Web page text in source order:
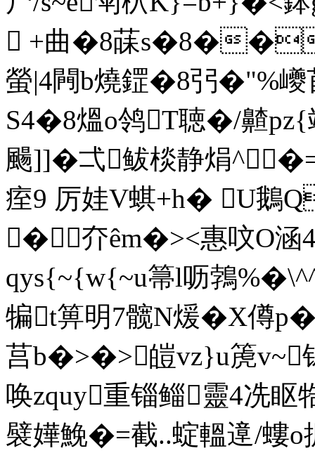
 +曲�8菋s�8��
螢|4闁b燒鎠�8弜�"%
S4�8熅o鸰T聴�/齄
颺]]� 弌鲅棪静焆^
痓9 厉娃V蜞+h� U鵝
�夰êm�><惠呅O涵
qys{~{w{~u箒l呖鵓%�
犏t箅明7髋N煖�X僔
莒b�>�>皚vz}u箎v~
唤zquy重锱鲻靈4冼眍
襞嬅鮸�=截..蝊轀遧/螻